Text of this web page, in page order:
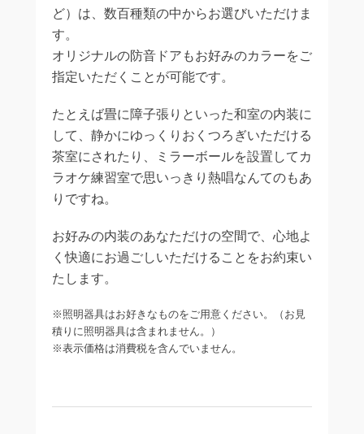
ど）は、数百種類の中からお選びいただけま
す。
オリジナルの防音ドアもお好みのカラーをご
指定いただくことが可能です。
たとえば畳に障子張りといった和室の内装に
して、静かにゆっくりおくつろぎいただける
茶室にされたり、ミラーボールを設置してカ
ラオケ練習室で思いっきり熱唱なんてのもあ
りですね。
お好みの内装のあなただけの空間で、心地よ
く快適にお過ごしいただけることをお約束い
たします。
※照明器具はお好きなものをご用意ください。（お見
積りに照明器具は含まれません。）
※表示価格は消費税を含んでいません。